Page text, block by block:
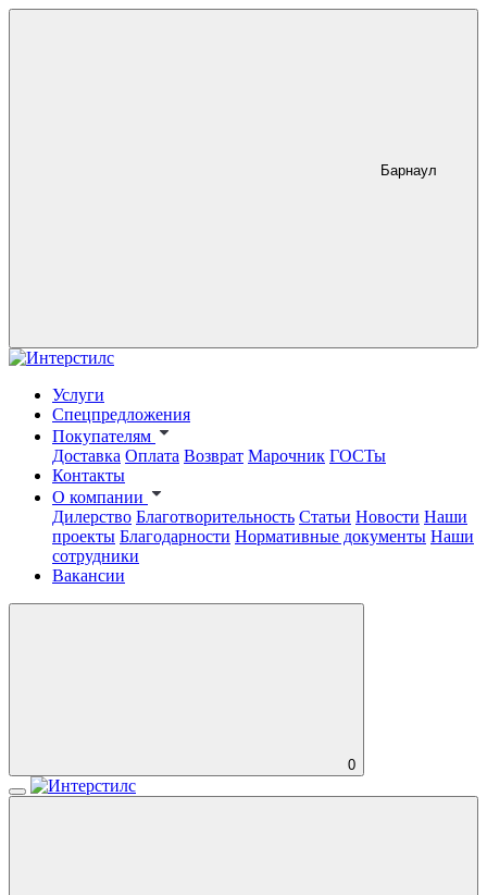
Барнаул
Услуги
Спецпредложения
Покупателям
Доставка Оплата Возврат Марочник ГОСТы
Контакты
О компании
Дилерство Благотворительность Статьи Новости Наши
проекты Благодарности Нормативные документы Наши
сотрудники
Вакансии
0